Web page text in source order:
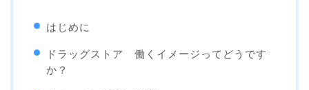
はじめに
ドラッグストア 働くイメージってどうです
か？